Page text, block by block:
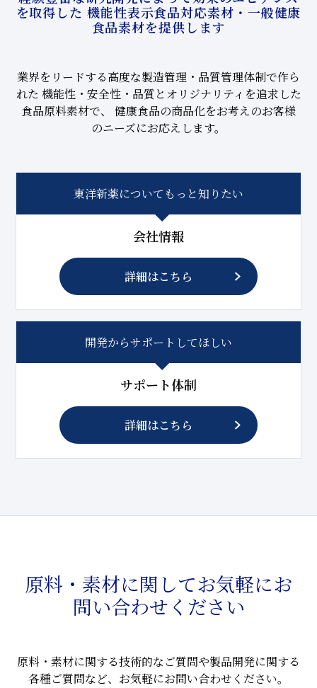
を取得した 機能性表示食品対応素材・一般健康
食品素材を提供します
業界をリードする高度な製造管理・品質管理体制で作ら
れた 機能性・安全性・品質とオリジナリティを追求した
食品原料素材で、
健康食品の商品化をお考えのお客様
のニーズにお応えします。
東洋新薬についてもっと知りたい
会社情報
詳細はこちら
開発からサポートしてほしい
サポート体制
詳細はこちら
原料・素材に関してお気軽にお
問い合わせください
原料・素材に関する技術的なご質問や製品開発に関する
各種ご質問など、お気軽にお問い合わせください。